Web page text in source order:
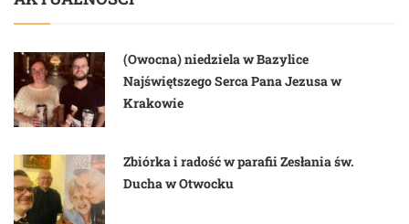
(Owocna) niedziela w Bazylice
Najświętszego Serca Pana Jezusa w
Krakowie
Zbiórka i radość w parafii Zesłania św.
Ducha w Otwocku